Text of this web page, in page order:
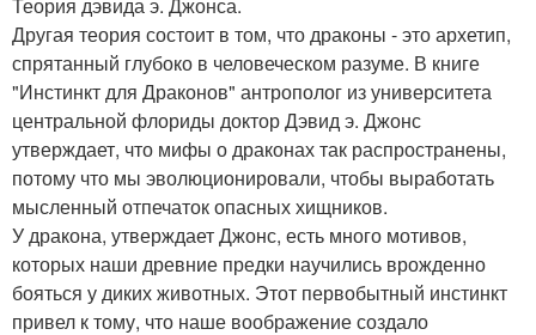
Теория дэвида э. Джонса.
Другая теория состоит в том, что драконы - это архетип,
спрятанный глубоко в человеческом разуме. В книге
"Инстинкт для Драконов" антрополог из университета
центральной флориды доктор Дэвид э. Джонс
утверждает, что мифы о драконах так распространены,
потому что мы эволюционировали, чтобы выработать
мысленный отпечаток опасных хищников.
У дракона, утверждает Джонс, есть много мотивов,
которых наши древние предки научились врожденно
бояться у диких животных. Этот первобытный инстинкт
привел к тому, что наше воображение создало